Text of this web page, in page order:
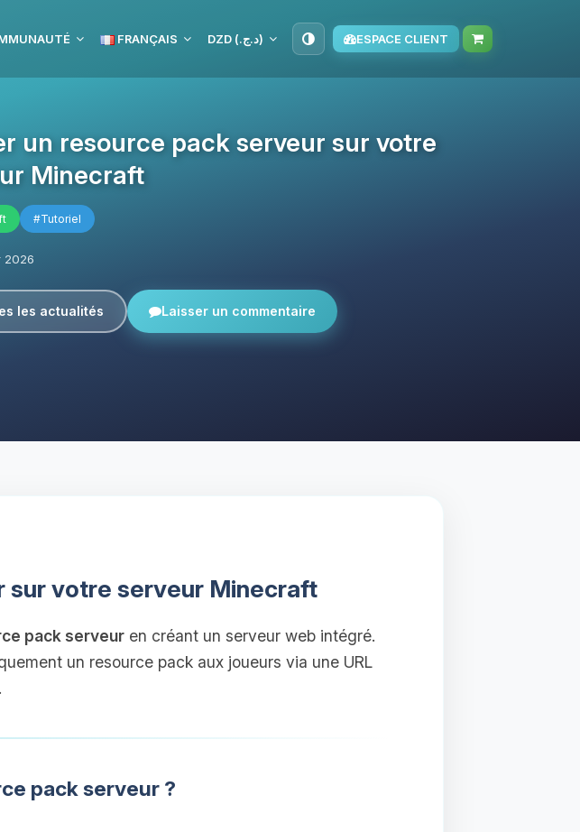
FRANÇAIS DZD (د.ج.‏) ESPACE CLIENT
un resource pack serveur sur votre
Minecraft
#Tutoriel
2026
les actualités Laisser un commentaire
sur votre serveur Minecraft
pack serveuren créant un serveur web intégré.
un resource pack aux joueurs via une URL
pack serveur ?